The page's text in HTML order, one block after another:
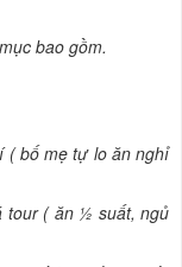
bao gồm.
( bố mẹ tự lo ăn nghỉ
tour ( ăn ½ suất, ngủ